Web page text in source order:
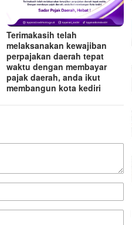
Terimakasih telah
melaksanakan kewajiban
perpajakan daerah tepat
waktu dengan membayar
pajak daerah, anda ikut
membangun kota kediri